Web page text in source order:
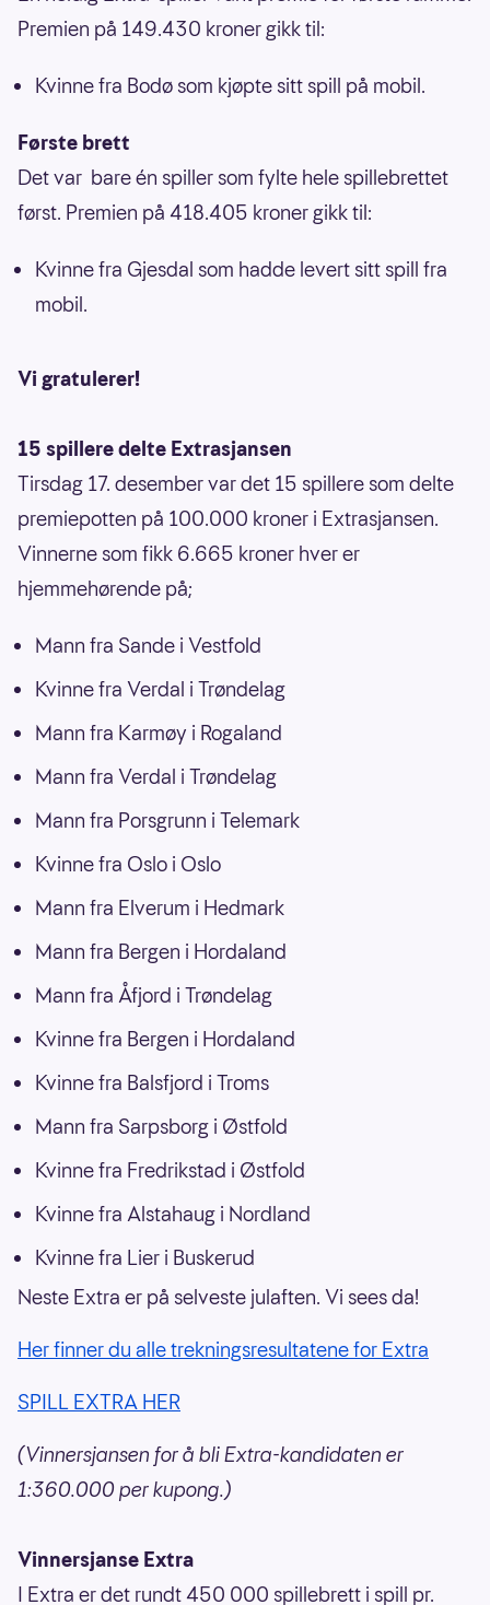
Premien på 149.430 kroner gikk til:
Kvinne fra Bodø som kjøpte sitt spill på mobil.
Første brett
Det var bare én spiller som fylte hele spillebrettet
først. Premien på 418.405 kroner gikk til:
Kvinne fra Gjesdal som hadde levert sitt spill fra
mobil.
Vi gratulerer!
15 spillere delte Extrasjansen
Tirsdag 17. desember var det 15 spillere som delte
premiepotten på 100.000 kroner i Extrasjansen.
Vinnerne som fikk 6.665 kroner hver er
hjemmehørende på;
Mann fra Sande i Vestfold
Kvinne fra Verdal i Trøndelag
Mann fra Karmøy i Rogaland
Mann fra Verdal i Trøndelag
Mann fra Porsgrunn i Telemark
Kvinne fra Oslo i Oslo
Mann fra Elverum i Hedmark
Mann fra Bergen i Hordaland
Mann fra Åfjord i Trøndelag
Kvinne fra Bergen i Hordaland
Kvinne fra Balsfjord i Troms
Mann fra Sarpsborg i Østfold
Kvinne fra Fredrikstad i Østfold
Kvinne fra Alstahaug i Nordland
Kvinne fra Lier i Buskerud
Neste Extra er på selveste julaften. Vi sees da!
Her finner du alle trekningsresultatene for Extra
SPILL EXTRA HER
(Vinnersjansen for å bli Extra-kandidaten er
1:360.000 per kupong.)
Vinnersjanse Extra
I Extra er det rundt 450 000 spillebrett i spill pr.